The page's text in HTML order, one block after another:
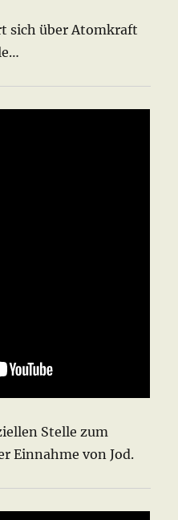
sich über Atomkraft
Stelle zum
Einnahme von Jod.